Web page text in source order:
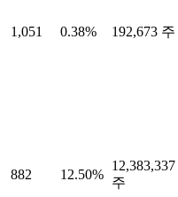
1,051 0.38% 192,673 주
882 12.50%
12,383,337
주